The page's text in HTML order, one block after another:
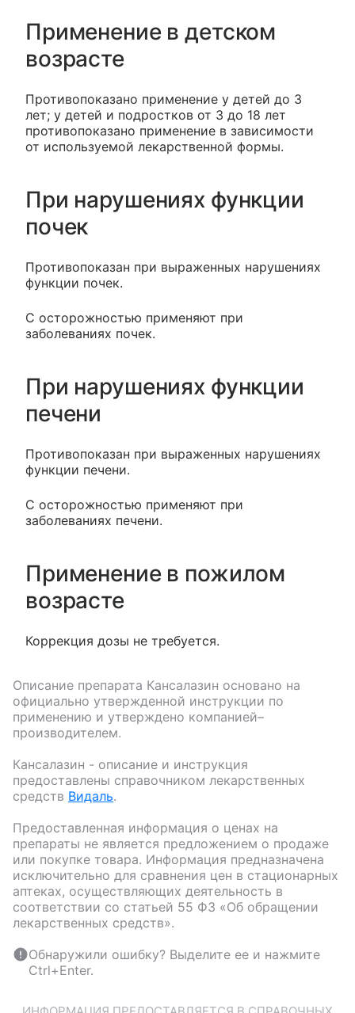
Применение в детском
возрасте
Противопоказано применение у детей до 3
лет; у детей и подростков от 3 до 18 лет
противопоказано применение в зависимости
от используемой лекарственной формы.
При нарушениях функции
почек
Противопоказан при выраженных нарушениях
функции почек.
С осторожностью применяют при
заболеваниях почек.
При нарушениях функции
печени
Противопоказан при выраженных нарушениях
функции печени.
С осторожностью применяют при
заболеваниях печени.
Применение в пожилом
возрасте
Коррекция дозы не требуется.
Описание препарата Кансалазин основано на
официально утвержденной инструкции по
применению и утверждено компанией–
производителем.
Кансалазин - описание и инструкция
предоставлены справочником лекарственных
средств Видаль.
Предоставленная информация о ценах на
препараты не является предложением о продаже
или покупке товара. Информация предназначена
исключительно для сравнения цен в стационарных
аптеках, осуществляющих деятельность в
соответствии со статьей 55 ФЗ «Об обращении
лекарственных средств».
Обнаружили ошибку? Выделите ее и нажмите
Ctrl+Enter.